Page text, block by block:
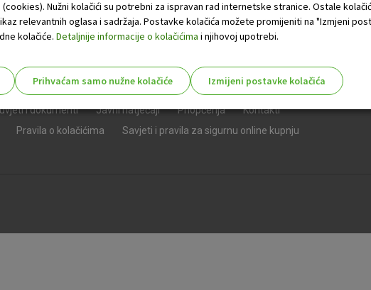
i dokumenti Javni natječaji Priopćenja
Kontakti
Pravila o kolačićima
Savjeti i pravila za sigurnu online kupnju
Nužni kolačići su potrebni za ispravan rad internetske stranice. Ostale
relevantnih oglasa i sadržaja. Postavke kolačića možete promijeniti na "Izmjeni
kolačiće. Detaljnije informacije o kolačićima i njihovoj upotrebi.
Prihvaćam samo nužne kolačiće
Izmijeni postavke kolačića